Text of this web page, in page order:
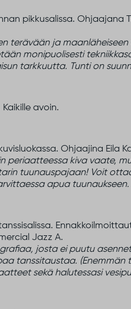
pikkusalissa. Ohjaajana
terävään ja
monipuolisesti
tarkkuutta. Tunti on
avoin.
Ohjaajina Eila
periaatteessa kiva vaate,
tuunauspajaan! Voit
apua tuunaukseen.
Jazz A.
josta ei puutu
tanssitaustaa.
sekä halutessasi